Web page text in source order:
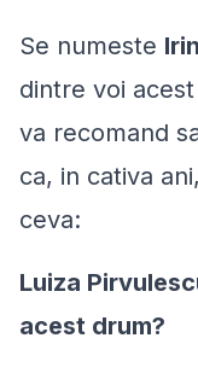
Se numeste
dintre voi
va recomand
ca, in cativa
ceva:
Luiza
acest drum?